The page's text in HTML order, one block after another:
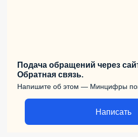
Подача обращений через
Обратная связь.
Напишите об этом — Минцифры
Написать